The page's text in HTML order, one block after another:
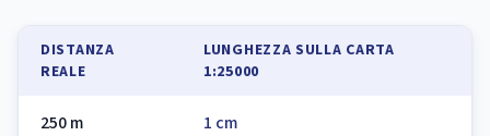
DISTANZA
REALE
LUNGHEZZA SULLA CARTA
1:25000
250 m 1 cm